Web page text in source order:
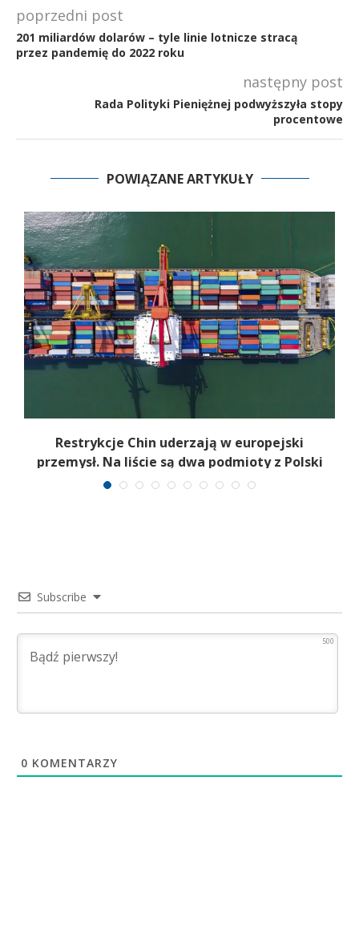
poprzedni post
201 miliardów dolarów – tyle linie lotnicze stracą
przez pandemię do 2022 roku
następny post
Rada Polityki Pieniężnej podwyższyła stopy
procentowe
POWIĄZANE ARTYKUŁY
Restrykcje Chin uderzają w europejski
przemysł. Na liście są dwa podmioty z Polski
Subscribe
500
0 KOMENTARZY